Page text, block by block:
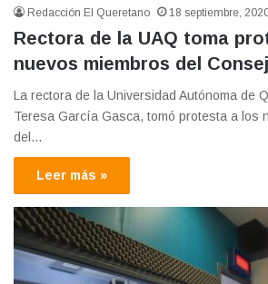
Redacción El Queretano 18 septiembre,
Rectora de la UAQ toma
nuevos miembros del
La rectora de la Universidad Autónoma de
Teresa García Gasca, tomó protesta a los
del…
Leer más »